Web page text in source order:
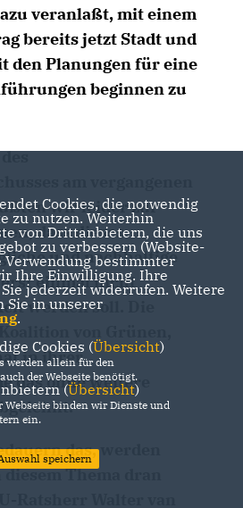
veranlaßt, mit einem
bereits jetzt Stadt und
den Planungen für eine
beginnen zu
am vergangenen
wir leider zur
dass dieses
und nachhaltige
erst einmal nicht
werden soll. Die
von Grünen,
in ihrer
das ohne weitere
das, werden
Thema dran
Cookies, die notwendig
zu nutzen. Weiterhin
von Drittanbietern, die uns
zu verbessern (Website-
Verwendung bestimmter
Ihre Einwilligung. Ihre
jederzeit widerrufen. Weitere
Sie in unserer
.
Cookies (Übersicht)
werden allein für den
der Webseite benötigt.
(Übersicht)
binden wir Dienste und
ein.
speichern